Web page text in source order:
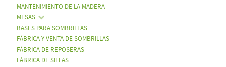
MANTENIMIENTO DE LA MADERA
MESAS
BASES PARA SOMBRILLAS
FÁBRICA Y VENTA DE SOMBRILLAS
FÁBRICA DE REPOSERAS
FÁBRICA DE SILLAS